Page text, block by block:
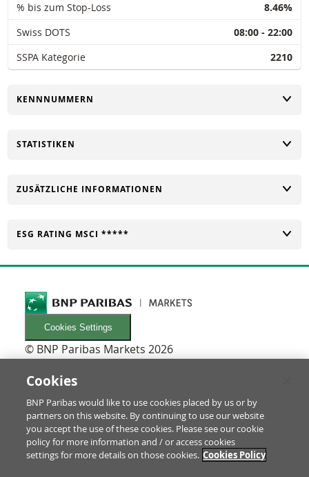
% bis zum Stop-Loss
8.46%
Swiss DOTS
08:00 - 22:00
SSPA Kategorie
2210
UMSCHALTEN
KENNNUMMERN
UMSCHALTEN
STATISTIKEN
UMSCHALTEN
ZUSÄTZLICHE INFORMATIONEN
UMSCHALTEN
ESG RATING MSCI *****
Cookies Settings
© BNP Paribas Markets 2026
Newsletters
Glossar
RECHTLICHES
Nutzungsbedingungen/Rechtliche Hinweise
Prospekt & Anleger-Informationen
Cookies
BNP Paribas would like to use cookies placed by us or by
partners on this website. By continuing to use our website
you accept the use of these cookies. Please see our cookie
policy for more information and / or access cookies
settings for more details on those cookies. Cookies Policy